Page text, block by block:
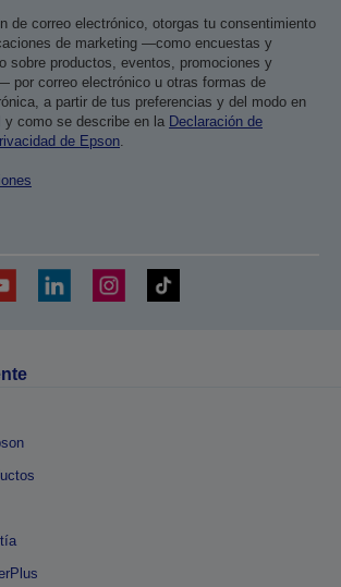
de correo electrónico, otorgas tu consentimiento
de marketing —como encuestas y
sobre productos, eventos, promociones y
por correo electrónico u otras formas de
a partir de tus preferencias y del modo en
y como se describe en la Declaración de
de Epson.